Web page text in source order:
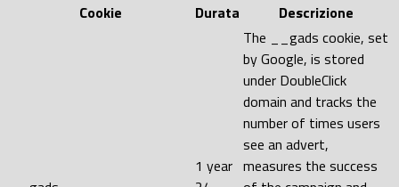
Cookie
Durata Descrizione
1 year
The __gads cookie, set
by Google, is stored
under DoubleClick
domain and tracks the
number of times users
see an advert,
measures the success